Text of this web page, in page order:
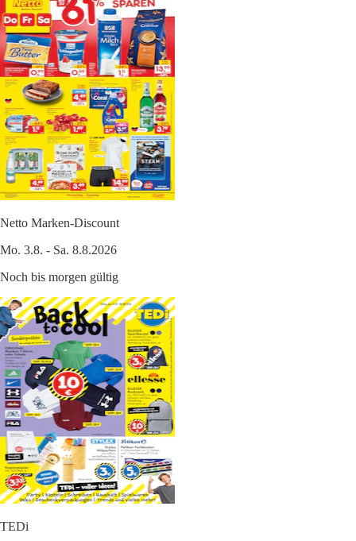
Netto Marken-Discount
Mo. 3.8. - Sa. 8.8.2026
Noch bis morgen gültig
TEDi